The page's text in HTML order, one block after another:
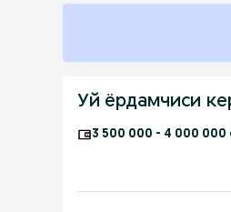
Уй ёрдамчиси
3 500 000 - 4 000 000